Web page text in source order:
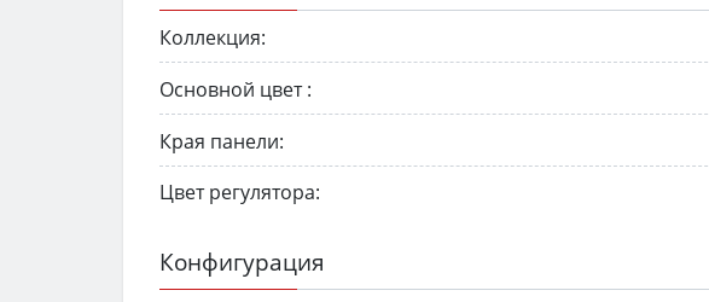
Коллекция:
Основной цвет :
Края панели:
Цвет регулятора:
Конфигурация